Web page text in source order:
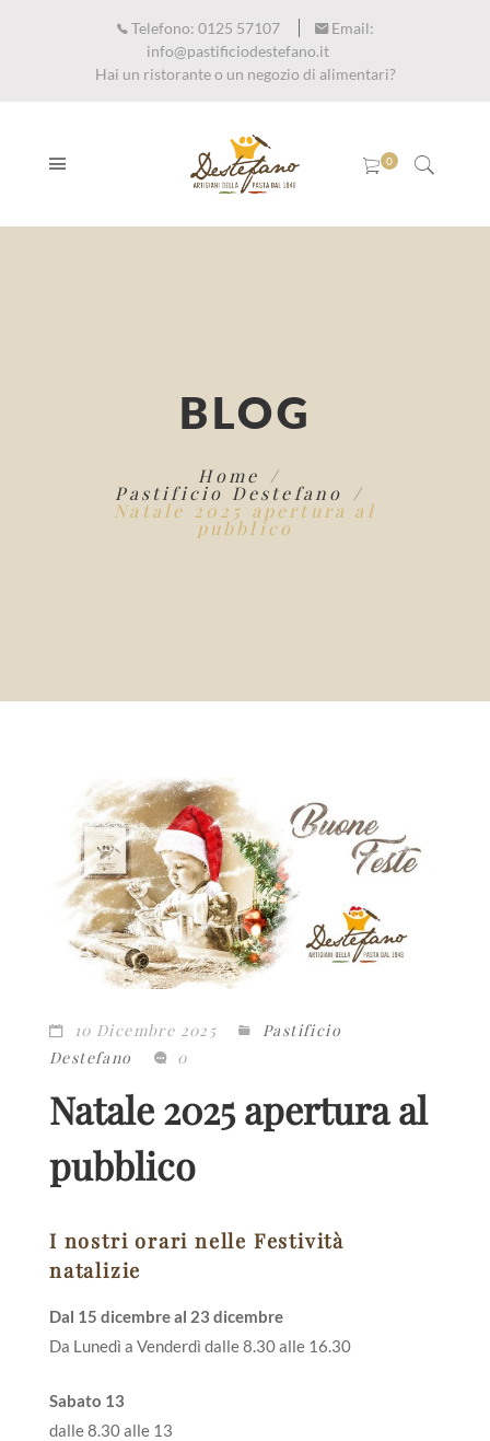
Telefono: 0125 57107
Email:
info@pastificiodestefano.it
Hai un ristorante o un negozio di alimentari?
BLOG
Home
Pastificio Destefano
Natale 2025 apertura al
pubblico
10 Dicembre 2025
Pastificio
Destefano
0
Natale 2025 apertura al
pubblico
I nostri orari nelle Festività
natalizie
Dal 15 dicembre al 23 dicembre
Da Lunedì a Venderdì dalle 8.30 alle 16.30
Sabato 13
dalle 8.30 alle 13